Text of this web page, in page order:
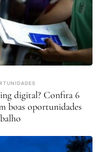
digital? Confira 6
boas oportunidades